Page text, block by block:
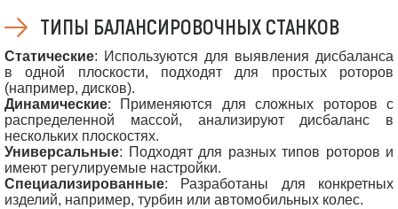
ТИПЫ БАЛАНСИРОВОЧНЫХ СТАНКОВ
Статические: Используются для выявления дисбаланса
в одной плоскости, подходят для простых роторов
(например, дисков).
Динамические: Применяются для сложных роторов с
распределенной массой, анализируют дисбаланс в
нескольких плоскостях.
Универсальные: Подходят для разных типов роторов и
имеют регулируемые настройки.
Специализированные: Разработаны для конкретных
изделий, например, турбин или автомобильных колес.